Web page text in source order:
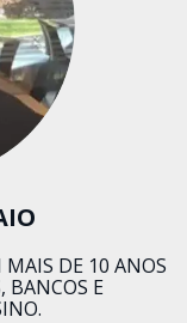
MAIS DE 10 ANOS
BANCOS E